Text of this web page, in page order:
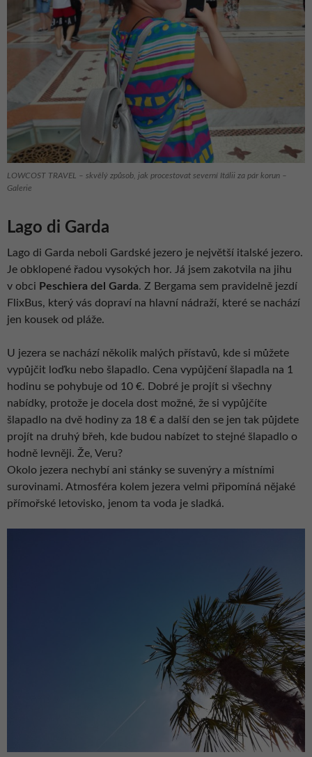
LOWCOST TRAVEL – skvělý způsob, jak procestovat severní Itálii za pár korun –
Galerie
Lago di Garda
Lago di Garda neboli Gardské jezero je největší italské jezero.
Je obklopené řadou vysokých hor. Já jsem zakotvila na jihu
v obci Peschiera del Garda. Z Bergama sem pravidelně jezdí
FlixBus, který vás dopraví na hlavní nádraží, které se nachází
jen kousek od pláže.
U jezera se nachází několik malých přístavů, kde si můžete
vypůjčit loďku nebo šlapadlo. Cena vypůjčení šlapadla na 1
hodinu se pohybuje od 10 €. Dobré je projít si všechny
nabídky, protože je docela dost možné, že si vypůjčíte
šlapadlo na dvě hodiny za 18 € a další den se jen tak půjdete
projít na druhý břeh, kde budou nabízet to stejné šlapadlo o
hodně levněji. Že, Veru?
Okolo jezera nechybí ani stánky se suvenýry a místními
surovinami. Atmosféra kolem jezera velmi připomíná nějaké
přímořské letovisko, jenom ta voda je sladká.